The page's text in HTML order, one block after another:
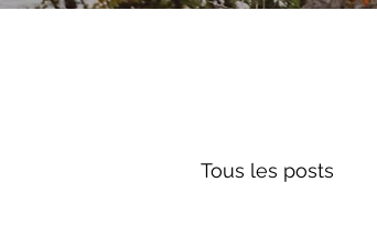
Tous les posts